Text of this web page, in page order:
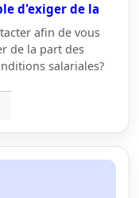
d'exiger de la
afin de vous
de la part des
salariales?